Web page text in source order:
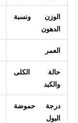
الوزن ونسبة
الدهون
العمر
حالة الكلى
والكبد
درجة حموضة
البول